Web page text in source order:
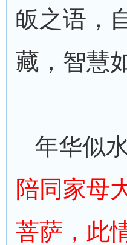
皈之语，
藏，智慧
年华似
陪同家母
菩萨，此